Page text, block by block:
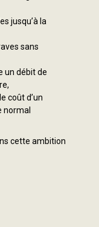
jusqu’à la
sans
un débit de
coût d’un
normal
cette ambition